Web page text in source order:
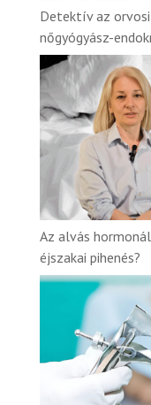
Detektív az
nőgyógyász-
Az alvás
éjszakai pihenés?